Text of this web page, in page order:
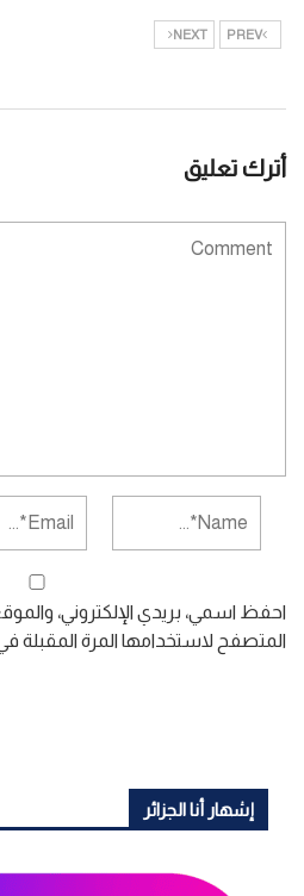
PREV
NEXT
أترك تعليق
احفظ اسمي، بريدي الإلكتروني،
المتصفح لاستخدامها المرة المقبلة
إشهار أنا الجزائر